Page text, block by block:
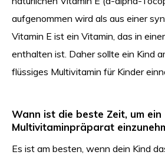
aufgenommen wird als aus einer
Vitamin E ist ein Vitamin, das in
enthalten ist. Daher sollte ein Kind
flüssiges Multivitamin für Kinder
Wann ist die beste Zeit, um ein
Multivitaminpräparat
Es ist am besten, wenn dein Kind